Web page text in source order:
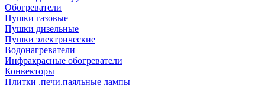
Обогреватели
Пушки газовые
Пушки дизельные
Пушки электрические
Водонагреватели
Инфракрасные обогреватели
Конвекторы
Плитки ,печи,паяльные лампы